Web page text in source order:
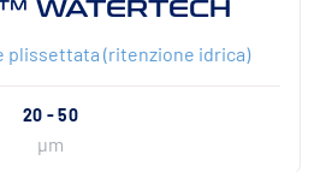
WATERTECH
plissettata (ritenzione idrica)
20 - 50
µm